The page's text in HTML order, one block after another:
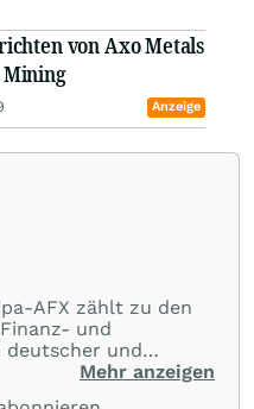
von Axo Metals
Anzeige
AFX zählt zu den
und
und
auf einMehr anzeigen